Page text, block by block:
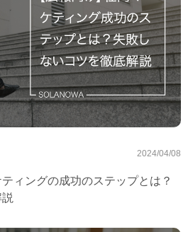
2024/04/08
ィングの成功のステップとは？